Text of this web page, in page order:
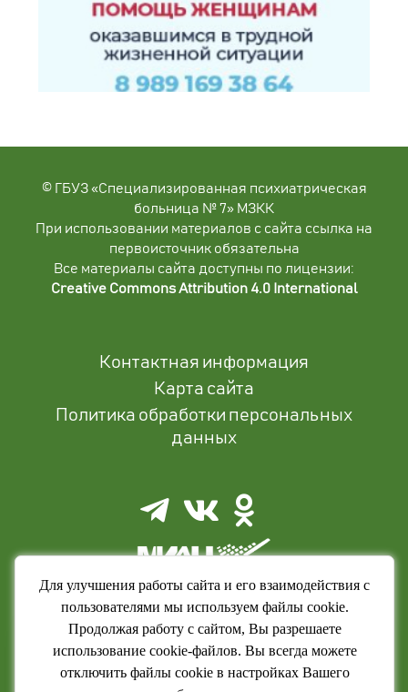
© ГБУЗ «Специализированная психиатрическая
больница № 7» МЗКК
При использовании материалов с сайта ссылка на
первоисточник обязательна
Все материалы сайта доступны по лицензии:
Creative Commons Attribution 4.0 International
Для улучшения работы сайта и его взаимодействия с
пользователями мы используем файлы cookie.
Продолжая работу с сайтом, Вы разрешаете
использование cookie-файлов. Вы всегда можете
отключить файлы cookie в настройках Вашего
Контактная информация
Карта сайта
Политика обработки персональных
данных